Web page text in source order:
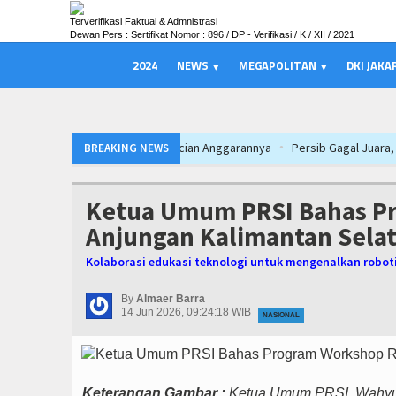
Terverifikasi Faktual & Admnistrasi
Dewan Pers : Sertifikat Nomor : 896 / DP - Verifikasi / K / XII / 2021
2024 NEWS MEGAPOLITAN DKI
BREAKING NEWS Persib Gagal Juara, Ateng Sutisna
Munjirin Panen Padi Ciherang di
Persib Gagal Juara, Ateng Sutisna
Munjirin Panen Padi Ciherang di
Ketua Umum PRSI Bahas
Anjungan Kalimantan
Kolaborasi edukasi teknologi untuk mengenalkan
By Almaer Barra
14 Jun 2026, 09:24:18 WIB
NASIONAL
Keterangan Gambar : Ketua Umum PRSI,